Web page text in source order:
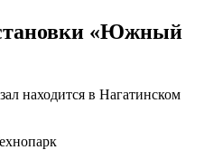
«Южный
находится в Нагатинском